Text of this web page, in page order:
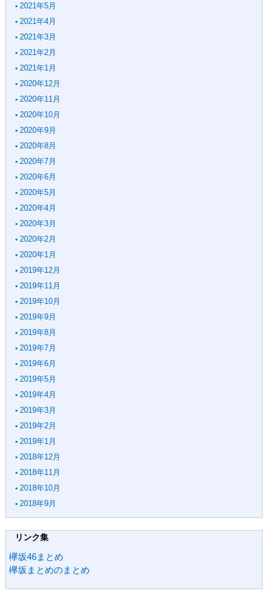
2021年5月
2021年4月
2021年3月
2021年2月
2021年1月
2020年12月
2020年11月
2020年10月
2020年9月
2020年8月
2020年7月
2020年6月
2020年5月
2020年4月
2020年3月
2020年2月
2020年1月
2019年12月
2019年11月
2019年10月
2019年9月
2019年8月
2019年7月
2019年6月
2019年5月
2019年4月
2019年3月
2019年2月
2019年1月
2018年12月
2018年11月
2018年10月
2018年9月
リンク集
欅坂46まとめ
欅坂まとめのまとめ